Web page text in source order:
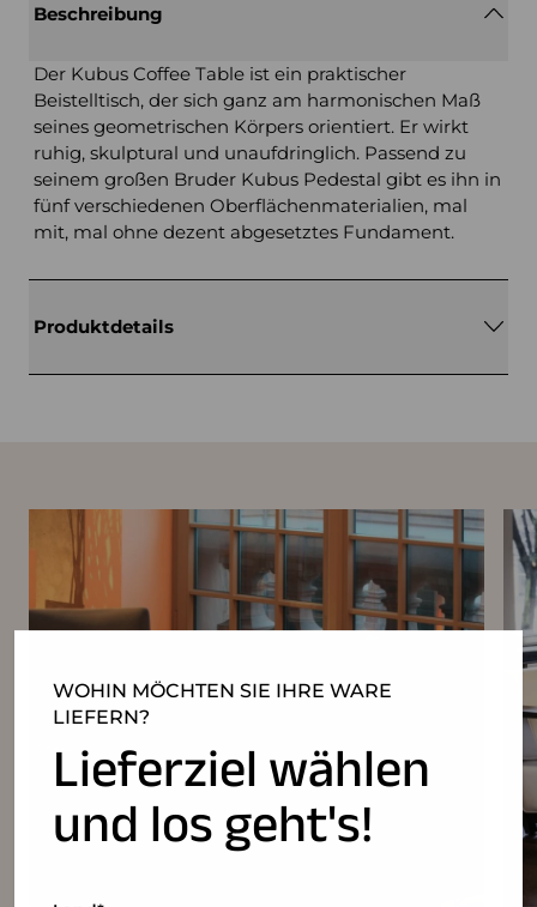
WOHIN MÖCHTEN SIE IHRE WARE
LIEFERN?
Lieferziel wählen
und los geht's!
Beschreibung
Der Kubus Coffee Table ist ein praktischer
Beistelltisch, der sich ganz am harmonischen Maß
seines geometrischen Körpers orientiert. Er wirkt
ruhig, skulptural und unaufdringlich. Passend zu
seinem großen Bruder Kubus Pedestal gibt es ihn in
fünf verschiedenen Oberflächenmaterialien, mal
mit, mal ohne dezent abgesetztes Fundament.
Produktdetails